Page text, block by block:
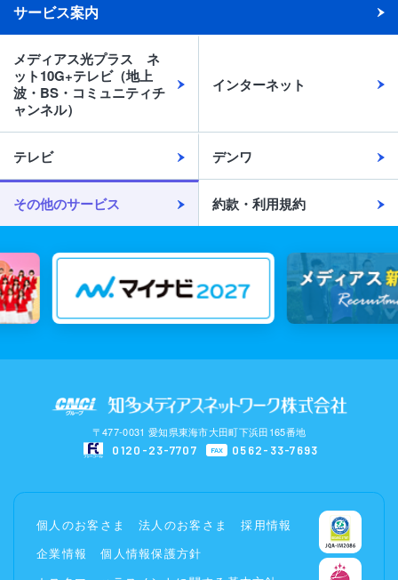
サービス案内
メディアス光プラス ネ
ット10G+テレビ（地上
波・BS・コミュニティチ
ャンネル）
インターネット
テレビ デンワ
その他のサービス 約款・利用規約
〒477-0031 愛知県東海市大田町下浜田165番地
0120-23-7707
FAX 0562-33-7693
個人のお客さま 法人のお客さま
採用情報
企業情報
個人情報保護方針